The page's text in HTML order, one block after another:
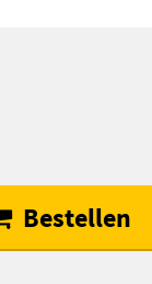
Bestellen